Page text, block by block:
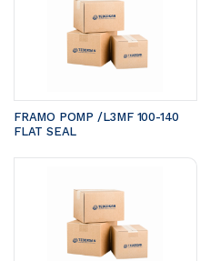
FRAMO POMP /L3MF 100-140
FLAT SEAL